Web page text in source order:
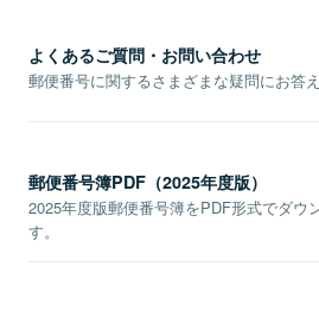
よくあるご質問・お問い合わせ
郵便番号に関するさまざまな疑問にお答え
郵便番号簿PDF（2025年度版）
2025年度版郵便番号簿をPDF形式でダウ
す。